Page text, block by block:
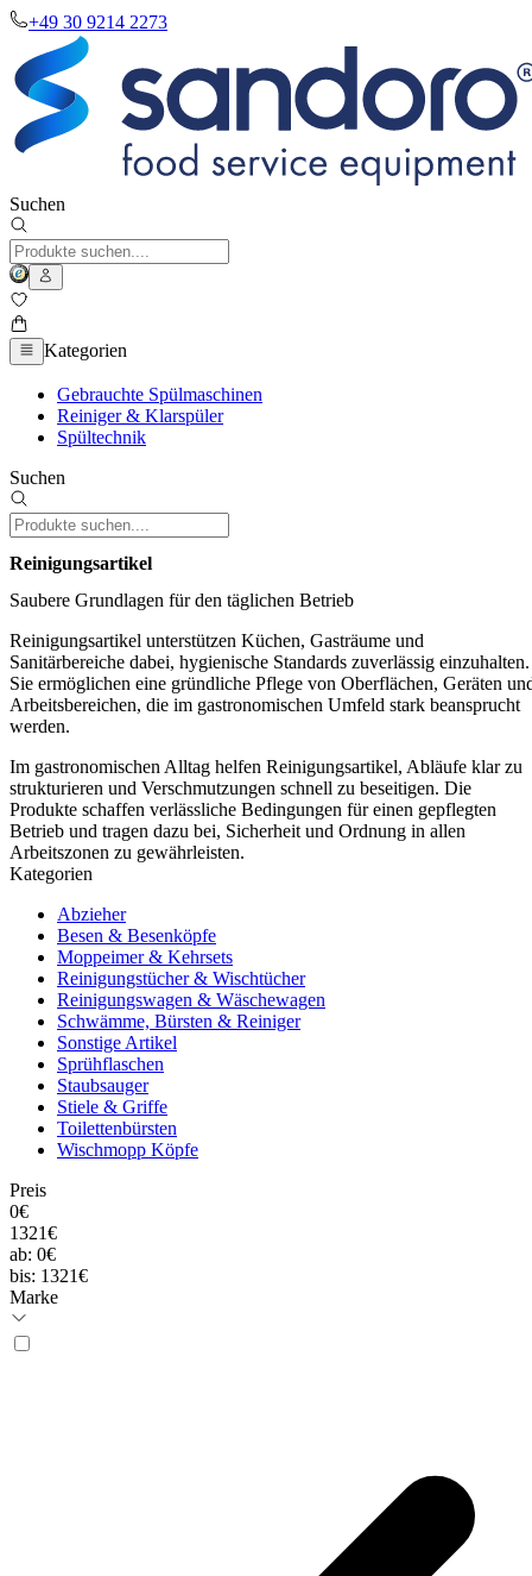
+49 30 9214 2273
Suchen
Kategorien
Gebrauchte Spülmaschinen
Reiniger & Klarspüler
Spültechnik
Suchen
Reinigungsartikel
Saubere Grundlagen für den täglichen Betrieb
Reinigungsartikel unterstützen Küchen, Gasträume und
Sanitärbereiche dabei, hygienische Standards zuverlässig einzuhalten.
Sie ermöglichen eine gründliche Pflege von Oberflächen, Geräten
Arbeitsbereichen, die im gastronomischen Umfeld stark beansprucht
werden.
Im gastronomischen Alltag helfen Reinigungsartikel, Abläufe klar zu
strukturieren und Verschmutzungen schnell zu beseitigen. Die
Produkte schaffen verlässliche Bedingungen für einen gepflegten
Betrieb und tragen dazu bei, Sicherheit und Ordnung in allen
Arbeitszonen zu gewährleisten.
Kategorien
Abzieher
Besen & Besenköpfe
Moppeimer & Kehrsets
Reinigungstücher & Wischtücher
Reinigungswagen & Wäschewagen
Schwämme, Bürsten & Reiniger
Sonstige Artikel
Sprühflaschen
Staubsauger
Stiele & Griffe
Toilettenbürsten
Wischmopp Köpfe
Preis
0€
1321€
ab: 0€
bis: 1321€
Marke